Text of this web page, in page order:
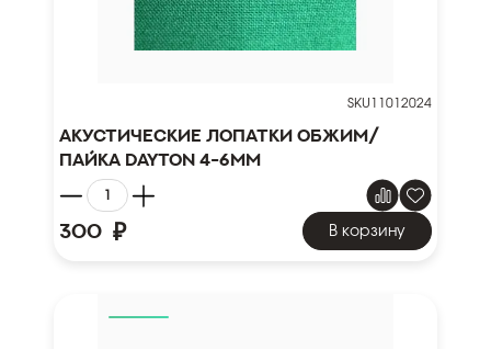
SKU11012024
Акустические лопатки обжим/
пайка Dayton 4-6мм
300 ₽ В корзину